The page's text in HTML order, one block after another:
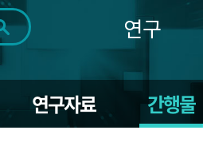
3개월 1년
연구
연구자료 간행물